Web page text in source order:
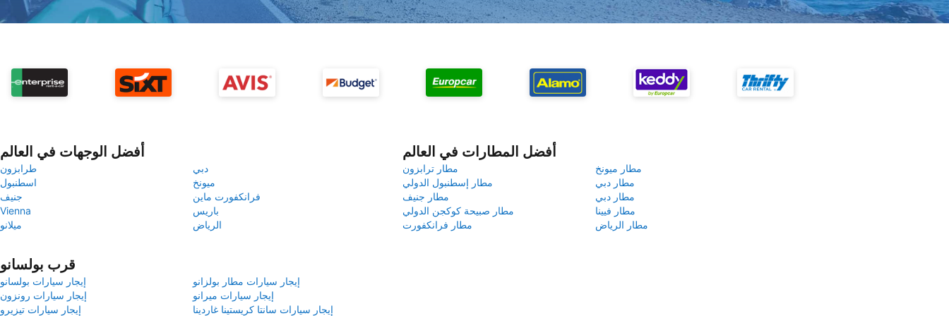
أفضل الوجهات في العالم
طرابزون
دبي
اسطنبول
ميونخ
جنيف
فرانكفورت ماين
Vienna
باريس
ميلانو
الرياض
أفضل المطارات في العالم
مطار ترابزون
مطار ميونخ
مطار إسطنبول الدولي
مطار دبي
مطار جنيف
مطار دبي
مطار صبيحة كوكجن الدولي
مطار فيينا
مطار فرانكفورت
مطار الرياض
قرب بولسانو
إيجار سيارات بولسانو
إيجار سيارات مطار بولزانو
إيجار سيارات رونزون
إيجار سيارات ميرانو
إيجار سيارات تيزيرو
إيجار سيارات سانتا كريستينا غاردينا